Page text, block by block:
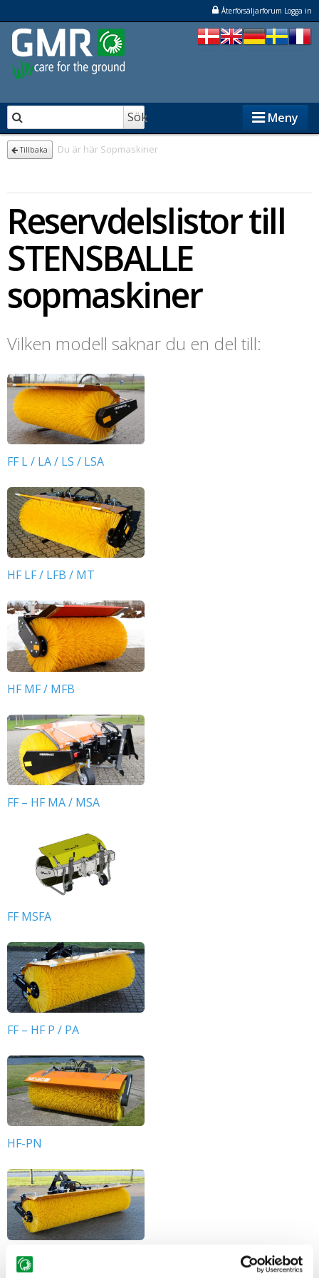
Återförsäljarforum Logga in
Sök Meny
STAMA
NESBO
Återförsäljare
Tillbaka Du är här Sopmaskiner
Reservdelslistor till
STENSBALLE
sopmaskiner
Vilken modell saknar du en del till:
FF L / LA / LS / LSA
HF LF / LFB / MT
HF MF / MFB
FF – HF MA / MSA
FF MSFA
FF – HF P / PA
HF-PN
FF – HF SP / SPS